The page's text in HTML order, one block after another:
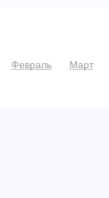
Февраль Март